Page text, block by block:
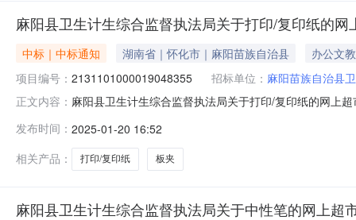
麻阳县卫生计生综合监督执法局关于打印/复印纸的
中标｜中标通知 湖南省｜怀化市｜麻阳苗族自治县
办公文教
项目编号： 2131101000019048355 招标单位： 麻阳苗族自治县
正文内容： 麻阳县卫生计生综合监督执法局关于打印/复印纸的网上
码:431226项目所在行政区划名称:湖南省怀化市麻阳苗
发布时间： 2025-01-20 16:52
相关产品：
打印/复印纸 板夹
麻阳县卫生计生综合监督执法局关于中性笔的网上超